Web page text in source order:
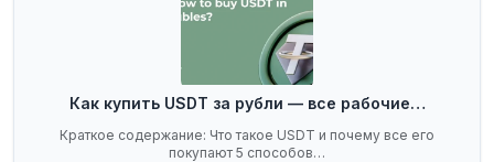
Как купить USDT за рубли — все рабочие…
Краткое содержание: Что такое USDT и почему все его
покупают 5 способов…